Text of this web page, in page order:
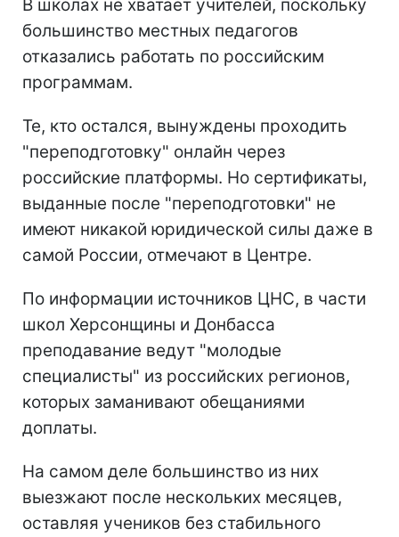
В школах не хватает учителей, поскольку
большинство местных педагогов
отказались работать по российским
программам.
Те, кто остался, вынуждены проходить
"переподготовку" онлайн через
российские платформы. Но сертификаты,
выданные после "переподготовки" не
имеют никакой юридической силы даже в
самой России, отмечают в Центре.
По информации источников ЦНС, в части
школ Херсонщины и Донбасса
преподавание ведут "молодые
специалисты" из российских регионов,
которых заманивают обещаниями
доплаты.
На самом деле большинство из них
выезжают после нескольких месяцев,
оставляя учеников без стабильного